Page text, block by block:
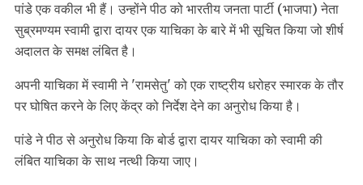
पांडे एक वकील भी हैं। उन्होंने पीठ को भारतीय जनता पार्टी (भाजपा) नेता
सुब्रमण्यम स्वामी द्वारा दायर एक याचिका के बारे में भी सूचित किया जो शीर्ष
अदालत के समक्ष लंबित है।
अपनी याचिका में स्वामी ने 'रामसेतु' को एक राष्ट्रीय धरोहर स्मारक के तौर
पर घोषित करने के लिए केंद्र को निर्देश देने का अनुरोध किया है।
पांडे ने पीठ से अनुरोध किया कि बोर्ड द्वारा दायर याचिका को स्वामी की
लंबित याचिका के साथ नत्थी किया जाए।